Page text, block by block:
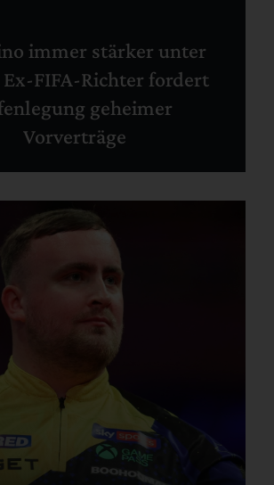
immer stärker unter
FIFA-Richter fordert
geheimer
Vorverträge